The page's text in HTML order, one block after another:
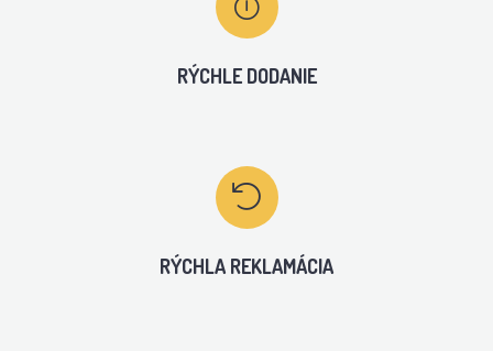
RÝCHLE DODANIE
RÝCHLA REKLAMÁCIA